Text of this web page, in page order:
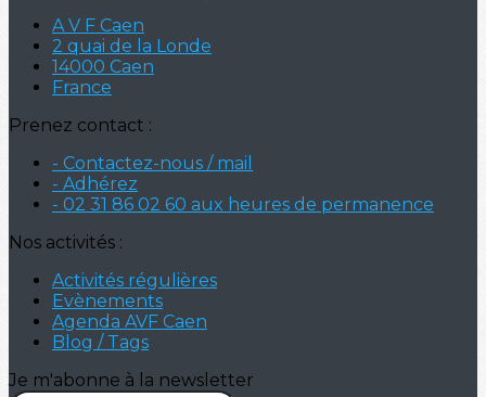
A V F Caen
2 quai de la Londe
14000 Caen
France
Prenez contact :
- Contactez-nous / mail
- Adhérez
- 02 31 86 02 60 aux heures de permanence
Nos activités :
Activités régulières
Evènements
Agenda AVF Caen
Blog / Tags
Je m'abonne à la newsletter